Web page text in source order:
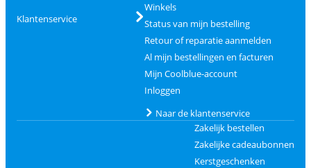
Klantenservice
Winkels
Status van mijn bestelling
Retour of reparatie aanmelden
Al mijn bestellingen en facturen
Mijn Coolblue-account
Inloggen
Naar de klantenservice
Zakelijk bestellen
Zakelijke cadeaubonnen
Kerstgeschenken